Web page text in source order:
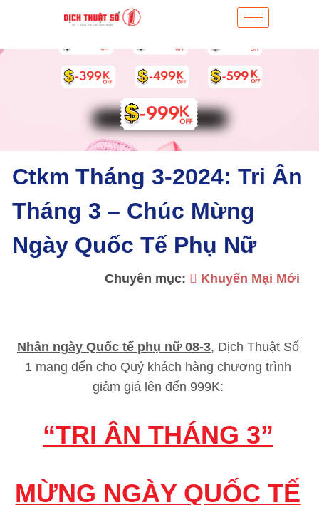
Ctkm Tháng 3-2024: Tri Ân
Tháng 3 – Chúc Mừng
Ngày Quốc Tế Phụ Nữ
Chuyên mục: Khuyến Mại Mới
Nhân ngày Quốc tế phụ nữ 08-3, Dịch Thuật Số
1 mang đến cho Quý khách hàng chương trình
giảm giá lên đến 999K:
“TRI ÂN THÁNG 3”
MỪNG NGÀY QUỐC TẾ